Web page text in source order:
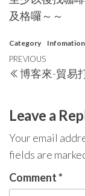
及格囉～～
Category Infomation
Post
Previous
Post
PREVIOUS
博客來-貿易
Leave a
Your email
fields are
Comment*